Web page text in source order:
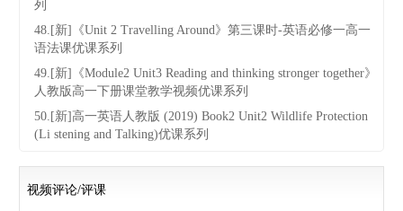
列
48.[新]《Unit 2 Travelling Around》第三课时-英语必修一高一
语法课优课系列
49.[新]《Module2 Unit3 Reading and thinking stronger together》
人教版高一下册课堂教学视频优课系列
50.[新]高一英语人教版 (2019) Book2 Unit2 Wildlife Protection
(Li stening and Talking)优课系列
视频评论/评课